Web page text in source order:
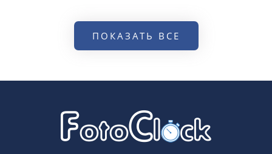
ПОКАЗАТЬ ВСЕ